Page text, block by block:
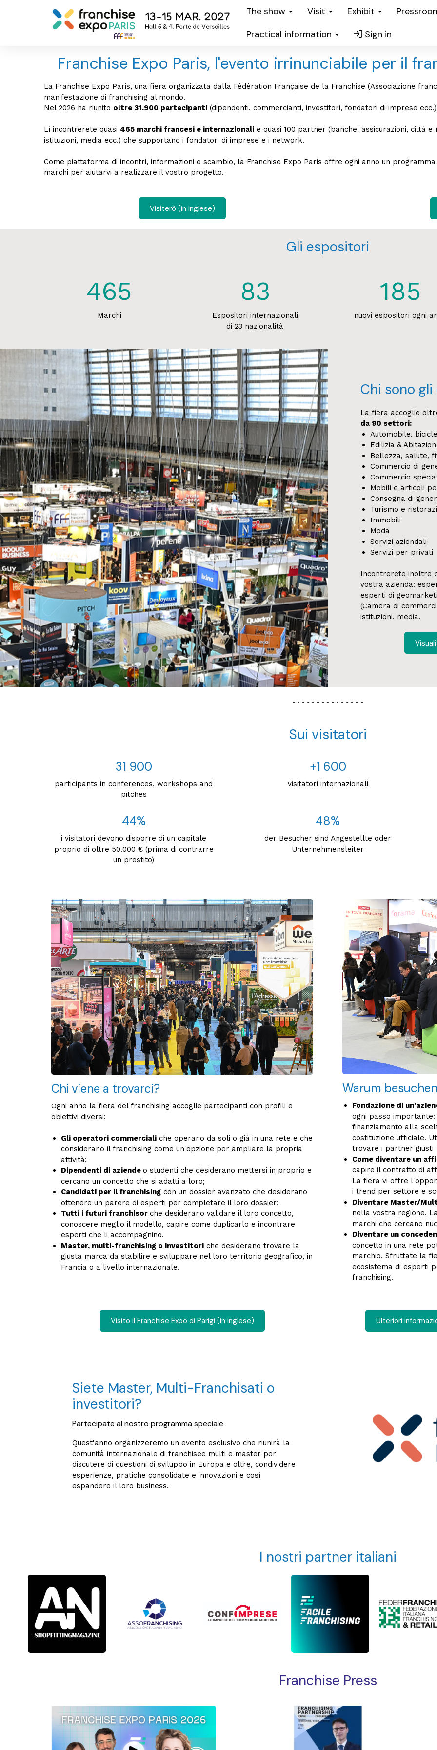
The show Visit Exhibit
Practical information
Sign in
Franchise Expo Paris, l'evento irrinunciabile per il
La Franchise Expo Paris, una fiera organizzata dalla Fédération Française de la Franchise (Associazione
manifestazione di franchising al mondo.
Nel 2026 ha riunito oltre 31.900 partecipanti (dipendenti, commercianti, investitori, fondatori di imprese
Lì incontrerete quasi 465 marchi francesi e internazionali e quasi 100 partner (banche, assicurazioni, città
istituzioni, media ecc.) che supportano i fondatori di imprese e i network.
Come piattaforma di incontri, informazioni e scambio, la Franchise Expo Paris offre ogni anno un
marchi per aiutarvi a realizzare il vostro progetto.
Visiterò (in inglese)
Gli espositori
465
Marchi
83
Espositori internazionali
di 23 nazionalità
185
nuovi espositori ogni
Chi sono
La fiera accoglie
da 90 settori:
Automobile,
Edilizia &
Bellezza, salute,
Commercio di
Commercio
Mobili e articoli
Consegna di
Turismo e
Immobili
Moda
Servizi aziendali
Servizi per privati
Incontrerete inoltre
vostra azienda:
esperti di
(Camera di
istituzioni, media.
- - - - - - - - - - - - - - -
Sui visitatori
31 900
participants in conferences, workshops and
pitches
+1 600
visitatori internazionali
44%
i visitatori devono disporre di un capitale
proprio di oltre 50.000 € (prima di contrarre
un prestito)
48%
der Besucher sind Angestellte oder
Unternehmensleiter
Chi viene a trovarci?
Ogni anno la fiera del franchising accoglie partecipanti con profili e
obiettivi diversi:
Gli operatori commerciali che operano da soli o già in una rete e che
considerano il franchising come un'opzione per ampliare la propria
attività;
Dipendenti di aziende o studenti che desiderano mettersi in proprio e
cercano un concetto che si adatti a loro;
Candidati per il franchising con un dossier avanzato che desiderano
ottenere un parere di esperti per completare il loro dossier;
Tutti i futuri franchisor che desiderano validare il loro concetto,
conoscere meglio il modello, capire come duplicarlo e incontrare
esperti che li accompagnino.
Master, multi-franchising o investitori che desiderano trovare la
giusta marca da stabilire e sviluppare nel loro territorio geografico, in
Francia o a livello internazionale.
Warum
Fondazione di
ogni passo
finanziamento alla
costituzione ufficiale.
trovare i partner giusti
Come diventare un
capire il contratto di
La fiera vi offre
i trend per settore e
Diventare Master/
nella vostra regione.
marchi che cercano
Diventare un
concetto in una rete
marchio. Sfruttate la
ecosistema di esperti
franchising.
Visito il Franchise Expo di Parigi (in inglese) Ulteriori
Siete Master, Multi-Franchisati o
investitori?
Partecipate al nostro programma speciale
Quest'anno organizzeremo un evento esclusivo che riunirà la
comunità internazionale di franchisee multi e master per
discutere di questioni di sviluppo in Europa e oltre, condividere
esperienze, pratiche consolidate e innovazioni e così
espandere il loro business.
I nostri partner italiani
Franchise Press